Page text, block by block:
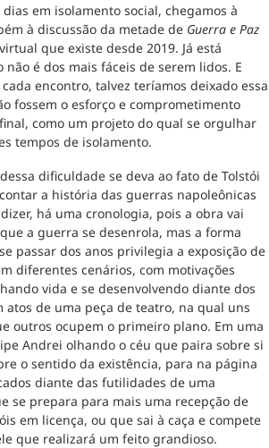
dias em isolamento social, chegamos à
à discussão da metade de Guerra e Paz
que existe desde 2019. Já está
é dos mais fáceis de serem lidos. E
encontro, talvez teríamos deixado essa
fossem o esforço e comprometimento
como um projeto do qual se orgulhar
tempos de isolamento.
dificuldade se deva ao fato de Tolstói
a história das guerras napoleônicas
há uma cronologia, pois a obra vai
a guerra se desenrola, mas a forma
passar dos anos privilegia a exposição de
diferentes cenários, com motivações
vida e se desenvolvendo diante dos
atos de uma peça de teatro, na qual uns
outros ocupem o primeiro plano. Em uma
Andrei olhando o céu que paira sobre si
o sentido da existência, para na página
diante das futilidades de uma
se prepara para mais uma recepção de
em licença, ou que sai à caça e compete
que realizará um feito grandioso.